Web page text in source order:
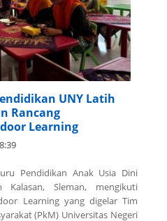
UNY Latih
Rancang
Learning
Pendidikan Anak Usia Dini
Kalasan, Sleman, mengikuti
Learning yang digelar Tim
(PkM) Universitas Negeri